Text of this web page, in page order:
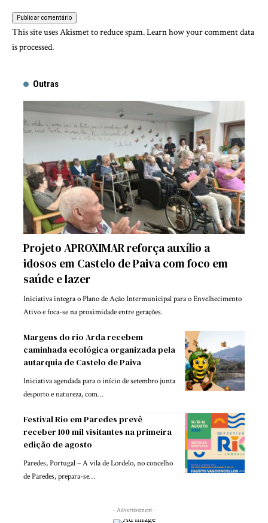
This site uses Akismet to reduce spam.Learn how your comment data
is processed.
Outras
Projeto APROXIMAR reforça auxílio a
idosos em Castelo de Paiva com foco em
saúde e lazer
Iniciativa integra o Plano de Ação Intermunicipal para o Envelhecimento
Ativo e foca-se na proximidade entre gerações.
Margens do rio Arda recebem
caminhada ecológica organizada pela
autarquia de Castelo de Paiva
Iniciativa agendada para o início de setembro junta
desporto e natureza, com…
Festival Rio em Paredes prevê
receber 100 mil visitantes na primeira
edição de agosto
Paredes, Portugal – A vila de Lordelo, no concelho
de Paredes, prepara-se…
- Advertisement -